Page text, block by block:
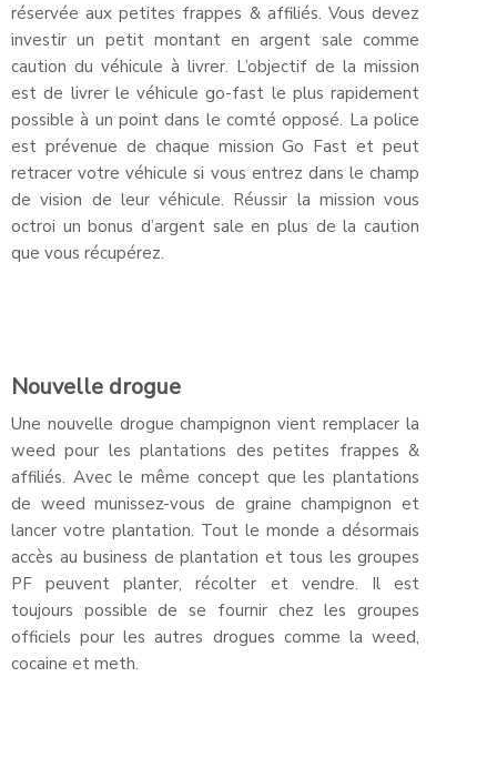
réservée aux petites frappes & affiliés. Vous devez
investir un petit montant en argent sale comme
caution du véhicule à livrer. L’objectif de la mission
est de livrer le véhicule go-fast le plus rapidement
possible à un point dans le comté opposé. La police
est prévenue de chaque mission Go Fast et peut
retracer votre véhicule si vous entrez dans le champ
de vision de leur véhicule. Réussir la mission vous
octroi un bonus d’argent sale en plus de la caution
que vous récupérez.
Nouvelle drogue
Une nouvelle drogue champignon vient remplacer la
weed pour les plantations des petites frappes &
affiliés. Avec le même concept que les plantations
de weed munissez-vous de graine champignon et
lancer votre plantation. Tout le monde a désormais
accès au business de plantation et tous les groupes
PF peuvent planter, récolter et vendre. Il est
toujours possible de se fournir chez les groupes
officiels pour les autres drogues comme la weed,
cocaine et meth.